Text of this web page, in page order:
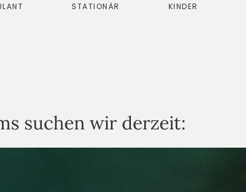
STATIONÄR KINDER
suchen wir derzeit: